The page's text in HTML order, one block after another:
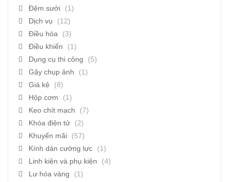
Đệm sưởi
(1)
Dịch vụ
(12)
Điều hòa
(3)
Điều khiển
(1)
Dụng cụ thi công
(5)
Gậy chụp ảnh
(1)
Giá kệ
(8)
Hộp cơm
(1)
Keo chít mạch
(7)
Khóa điện tử
(2)
Khuyến mãi
(57)
Kính dán cường lực
(1)
Linh kiện và phụ kiện
(4)
Lư hóa vàng
(1)